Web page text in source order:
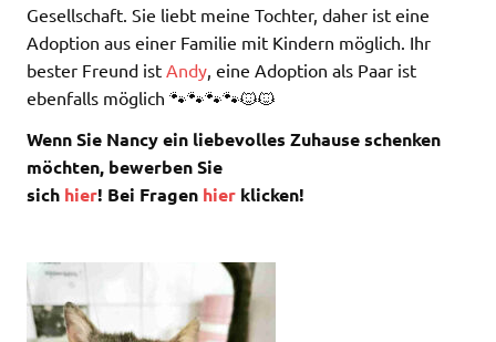
Gesellschaft. Sie liebt meine Tochter, daher ist eine
Adoption aus einer Familie mit Kindern möglich. Ihr
bester Freund ist Andy , eine Adoption als Paar ist
ebenfalls möglich 🐾🐾🐾🐾🐱🐱
Wenn Sie Nancy ein liebevolles Zuhause schenken
möchten, bewerben Sie
sich hier! Bei Fragen hier klicken!